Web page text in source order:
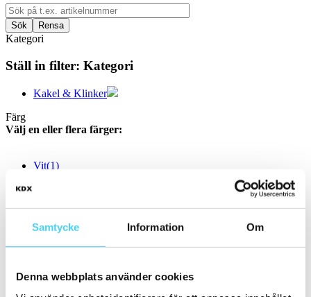
Samtycke Information Om
Denna webbplats använder cookies
Kategori
Ställ in filter: Kategori
Kakel & Klinker
Färg
Välj en eller flera färger:
Vit(1)
Små (5 - 20 cm)(6)
6.5x13 cm(1)